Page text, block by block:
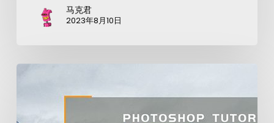
马克君
2023年8月10日